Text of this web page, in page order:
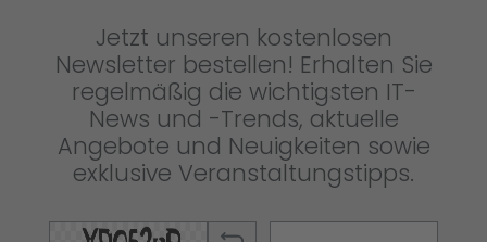
Jetzt unseren kostenlosen
Newsletter bestellen! Erhalten Sie
regelmäßig die wichtigsten IT-
News und -Trends, aktuelle
Angebote und Neuigkeiten sowie
exklusive Veranstaltungstipps.